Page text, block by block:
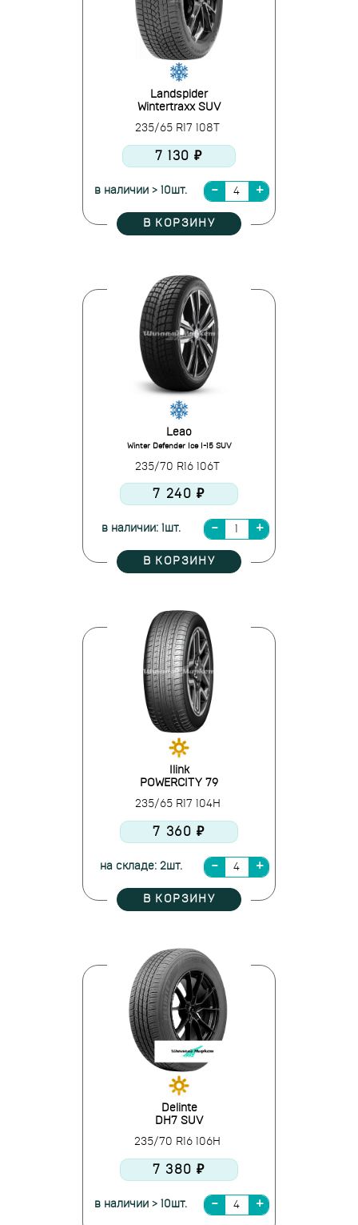
Landspider
Wintertraxx SUV
235/65 R17 108T
7 130 ₽
в наличии > 10шт.
В КОРЗИНУ
Leao
Winter Defender Ice I-15 SUV
235/70 R16 106T
7 240 ₽
в наличии: 1шт.
В КОРЗИНУ
Ilink
POWERCITY 79
235/65 R17 104H
7 360 ₽
на складе: 2шт.
В КОРЗИНУ
Delinte
DH7 SUV
235/70 R16 106H
7 380 ₽
в наличии > 10шт.